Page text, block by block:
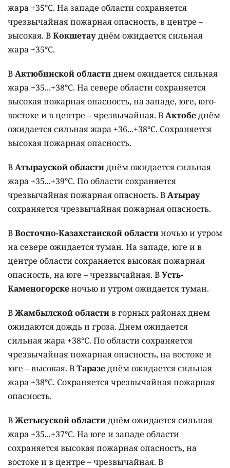
жара +35°C. На западе области сохраняется
чрезвычайная пожарная опасность, в центре –
высокая. ВКокшетауднём ожидается сильная
жара +35°C.
ВАктюбинской областиднем ожидается сильная
жара +35...+38°C. На севере области сохраняется
высокая пожарная опасность, на западе, юге, юго-
востоке и в центре – чрезвычайная. ВАктобеднём
ожидается сильная жара +36...+38°C. Сохраняется
высокая пожарная опасность.
ВАтырауской областиднём ожидается сильная
жара +35...+39°C. По области сохраняется
чрезвычайная пожарная опасность. ВАтырау
сохраняется чрезвычайная пожарная опасность.
ВВосточно-Казахстанской областиночью и утром
на севере ожидается туман. На западе, юге и в
центре области сохраняется высокая пожарная
опасность, на юге – чрезвычайная. ВУсть-
Каменогорскеночью и утром ожидается туман.
ВЖамбылской областив горных районах днем
ожидаются дождь и гроза. Днем ожидается
сильная жара +38°C. По области сохраняется
чрезвычайная пожарная опасность, на востоке и
юге – высокая. ВТаразеднём ожидается сильная
жара +38°C. Сохраняется чрезвычайная пожарная
опасность.
ВЖетысуской областиднём ожидается сильная
жара +35...+37°C. На юге и западе области
сохраняется высокая пожарная опасность, на
востоке и в центре – чрезвычайная. В